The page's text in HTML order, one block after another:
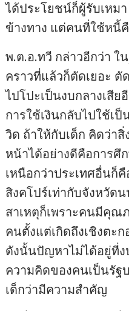
ได้ประโยชน์ก็ผู้รับเหม
ข้างทาง แต่คนที่ใช้หนี้
พ.ต.อ.ทวี กล่าวอีกว่า ใ
คราวที่แล้วก็ตัดเยอะ
ไปโปะเป็นงบกลางเสีย
การใช้เงินกลับไปใช้เ
วิด ถ้าให้กับเด็ก คิดว่า
หน้าได้อย่างดีคือการศึ
เหนือกว่าประเทศอื่นก็
สิงคโปร์เท่ากับจังหวั
สาเหตุก็เพราะคนมีคุ
คนตั้งแต่เกิดถึงเชิงตะ
ดังนั้นปัญหาไม่ได้อยู่ที่
ความคิดของคนเป็นรัฐ
เด็กว่ามีความสำคัญ